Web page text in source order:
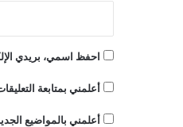
احفظ اسمي، بريدي
أعلمني بمتابعة
أعلمني بالمواضيع